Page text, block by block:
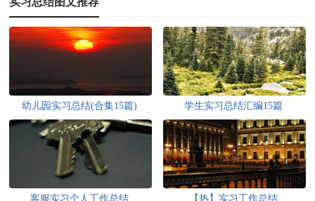
幼儿园实习总结(合集15篇) 学生实习总结汇编15篇
客服实习个人工作总结 【热】实习工作总结